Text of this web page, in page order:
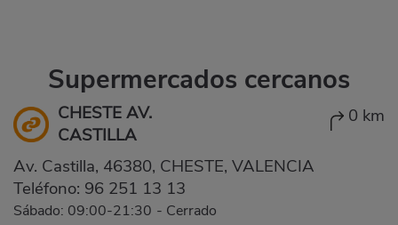
Supermercados cercanos
CHESTE AV.
CASTILLA
0 km
Av. Castilla, 46380, CHESTE, VALENCIA
Teléfono: 96 251 13 13
Sábado: 09:00-21:30 - Cerrado